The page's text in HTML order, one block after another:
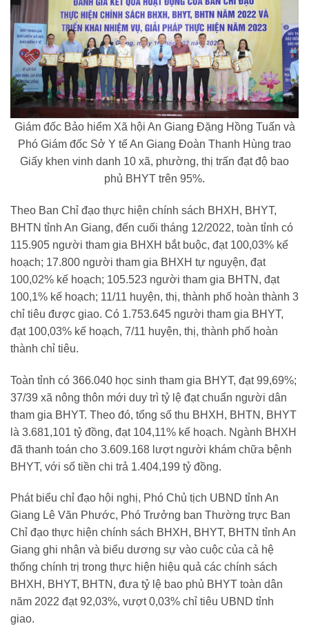
Giám đốc Bảo hiểm Xã hội An Giang Đặng Hồng Tuấn và
Phó Giám đốc Sở Y tế An Giang Đoàn Thanh Hùng trao
Giấy khen vinh danh 10 xã, phường, thị trấn đạt độ bao
phủ BHYT trên 95%.
Theo Ban Chỉ đạo thực hiện chính sách BHXH, BHYT,
BHTN tỉnh An Giang, đến cuối tháng 12/2022, toàn tỉnh có
115.905 người tham gia BHXH bắt buộc, đạt 100,03% kế
hoạch; 17.800 người tham gia BHXH tự nguyện, đạt
100,02% kế hoạch; 105.523 người tham gia BHTN, đạt
100,1% kế hoạch; 11/11 huyện, thị, thành phố hoàn thành 3
chỉ tiêu được giao. Có 1.753.645 người tham gia BHYT,
đạt 100,03% kế hoạch, 7/11 huyện, thị, thành phố hoàn
thành chỉ tiêu.
Toàn tỉnh có 366.040 học sinh tham gia BHYT, đạt 99,69%;
37/39 xã nông thôn mới duy trì tỷ lệ đạt chuẩn người dân
tham gia BHYT. Theo đó, tổng số thu BHXH, BHTN, BHYT
là 3.681,101 tỷ đồng, đạt 104,11% kế hoạch. Ngành BHXH
đã thanh toán cho 3.609.168 lượt người khám chữa bệnh
BHYT, với số tiền chi trả 1.404,199 tỷ đồng.
Phát biểu chỉ đạo hội nghị, Phó Chủ tịch UBND tỉnh An
Giang Lê Văn Phước, Phó Trưởng ban Thường trực Ban
Chỉ đạo thực hiện chính sách BHXH, BHYT, BHTN tỉnh An
Giang ghi nhận và biểu dương sự vào cuộc của cả hệ
thống chính trị trong thực hiện hiệu quả các chính sách
BHXH, BHYT, BHTN, đưa tỷ lệ bao phủ BHYT toàn dân
năm 2022 đạt 92,03%, vượt 0,03% chỉ tiêu UBND tỉnh
giao.